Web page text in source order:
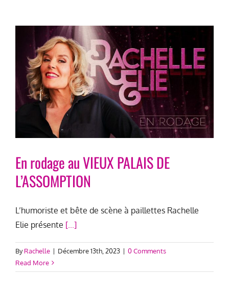
En rodage au VIEUX PALAIS DE
L’ASSOMPTION
L’humoriste et bête de scène à paillettes Rachelle
Elie présente [...]
ByRachelle | Décembre 13th, 2023 | 0 Comments
Read More